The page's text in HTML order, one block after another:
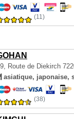
(11)
Route de Diekirch
asiatique, japonaise,
(38)